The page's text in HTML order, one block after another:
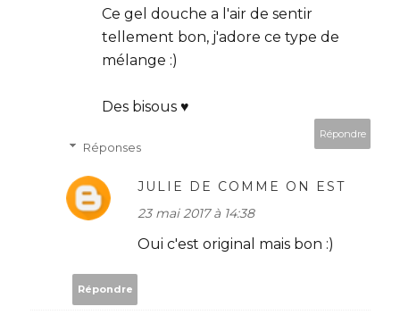
Ce gel douche a l'air de sentir
tellement bon, j'adore ce type de
mélange :)
Des bisous ♥
Répondre
Réponses
JULIE DE COMME ON EST
23 mai 2017 à 14:38
Oui c'est original mais bon :)
Répondre